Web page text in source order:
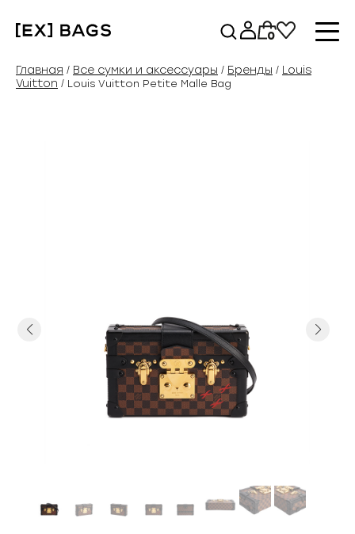
содержимому
0
Главная / Все сумки и аксессуары / Бренды / Louis
Vuitton / Louis Vuitton Petite Malle Bag
Previous Next